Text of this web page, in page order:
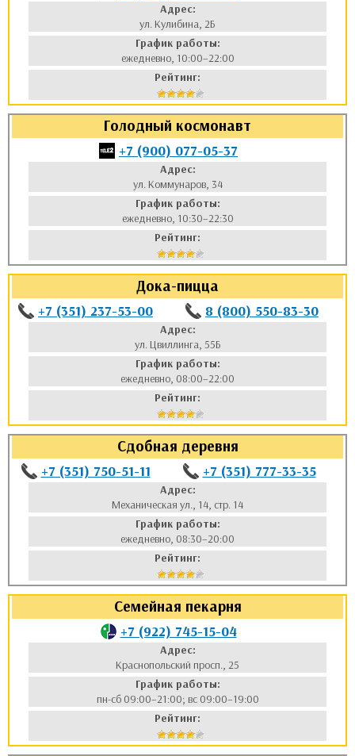
Адрес:
ул. Кулибина, 2Б
График работы:
ежедневно, 10:00–22:00
Рейтинг:
Голодный космонавт
+7 (900) 077-05-37
Адрес:
ул. Коммунаров, 34
График работы:
ежедневно, 10:30–22:30
Рейтинг:
Дока-пицца
+7 (351) 237-53-00 8 (800) 550-83-30
Адрес:
ул. Цвиллинга, 55Б
График работы:
ежедневно, 08:00–22:00
Рейтинг:
Сдобная деревня
+7 (351) 750-51-11 +7 (351) 777-33-35
Адрес:
Механическая ул., 14, стр. 14
График работы:
ежедневно, 08:30–20:00
Рейтинг:
Семейная пекарня
+7 (922) 745-15-04
Адрес:
Краснопольский просп., 25
График работы:
пн-сб 09:00–21:00; вс 09:00–19:00
Рейтинг: